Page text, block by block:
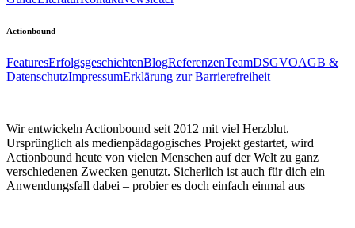
Actionbound
FeaturesErfolgsgeschichtenBlogReferenzenTeamDSGVOAGB &
DatenschutzImpressumErklärung zur Barrierefreiheit
Wir entwickeln Actionbound seit 2012 mit viel Herzblut.
Ursprünglich als medienpädagogisches Projekt gestartet, wird
Actionbound heute von vielen Menschen auf der Welt zu ganz
verschiedenen Zwecken genutzt. Sicherlich ist auch für dich ein
Anwendungsfall dabei – probier es doch einfach einmal aus